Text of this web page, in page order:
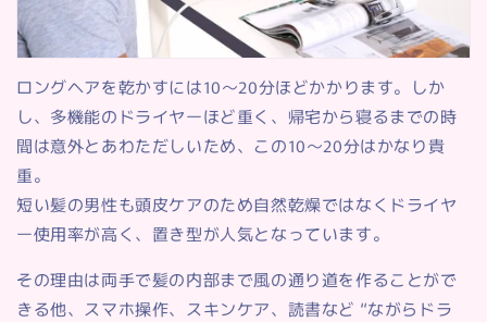
ロングヘアを乾かすには10～20分ほどかかります。しか
し、多機能のドライヤーほど重く、帰宅から寝るまでの時
間は意外とあわただしいため、この10～20分はかなり貴
重。
短い髪の男性も頭皮ケアのため自然乾燥ではなくドライヤ
ー使用率が高く、置き型が人気となっています。
その理由は両手で髪の内部まで風の通り道を作ることがで
きる他、スマホ操作、スキンケア、読書など “ながらドラ